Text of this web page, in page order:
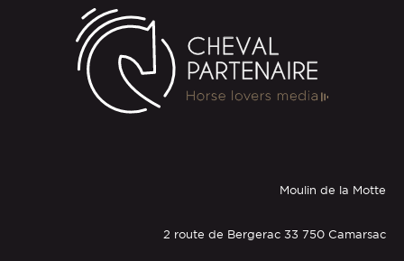
Moulin de la Motte
2 route de Bergerac 33 750 Camarsac